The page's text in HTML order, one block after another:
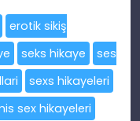
erotik sikiş
seks hikaye
ses
sexs hikayeleri
sex hikayeleri